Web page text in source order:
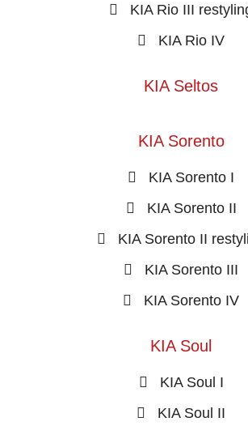
KIA Rio III
KIA Rio IV
KIA Seltos
KIA Sorento
KIA Sorento I
KIA Sorento II
KIA Sorento II
KIA Sorento III
KIA Sorento IV
KIA Soul
KIA Soul I
KIA Soul II